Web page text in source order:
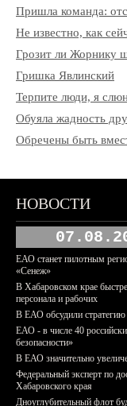
Пришла команда:
Не известно, как
Грозит ли Жорнику
Гришка Явлинский
Терпите люди, я
Обуяла жадность
Обречены быть
НОВОСТИ
ЕАО станет пилотным
«Сенеж»
В Хабаровском крае
персонала и рабочих
В ЕАО обсудили стратегию
ЕАО - в числе 40
безопасности»
В ЕАО значительно
Федеральный эксперт по
Хабаровского края
Дноуглубительный флот